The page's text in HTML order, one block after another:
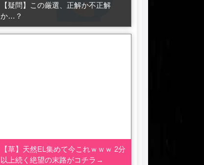
【疑問】この厳選、正解か不正解
か…？
【草】天然EL集めて今これｗｗｗ 2分
以上続く絶望の末路がコチラ→